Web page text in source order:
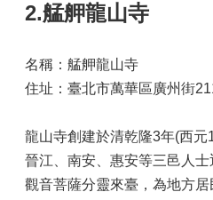
2.艋舺龍山寺
名稱：艋舺龍山寺
住址：臺北市萬華區廣州街
龍山寺創建於清乾隆3年(西
晉江、南安、惠安等三邑人
觀音菩薩分靈來臺，為地方